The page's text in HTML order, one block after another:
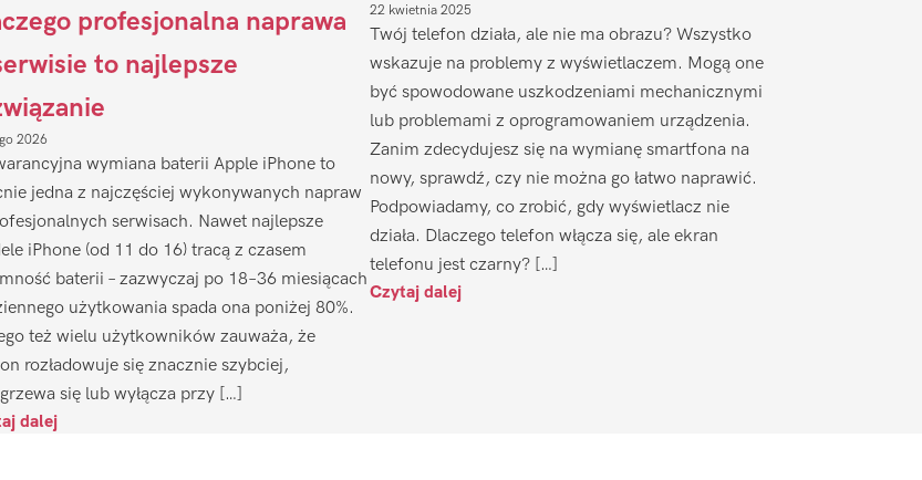
profesjonalna naprawa
to najlepsze
2026
wymiana baterii Apple iPhone to
jedna z najczęściej wykonywanych napraw
serwisach. Nawet najlepsze
iPhone (od 11 do 16) tracą z czasem
baterii – zazwyczaj po 18–36 miesiącach
użytkowania spada ona poniżej 80%.
też wielu użytkowników zauważa, że
rozładowuje się znacznie szybciej,
się lub wyłącza przy […]
dalej
22 kwietnia 2025
Twój telefon działa, ale nie ma obrazu? Wszystko
wskazuje na problemy z wyświetlaczem. Mogą one
być spowodowane uszkodzeniami mechanicznymi
lub problemami z oprogramowaniem urządzenia.
Zanim zdecydujesz się na wymianę smartfona na
nowy, sprawdź, czy nie można go łatwo naprawić.
Podpowiadamy, co zrobić, gdy wyświetlacz nie
działa. Dlaczego telefon włącza się, ale ekran
telefonu jest czarny? […]
Czytaj dalej